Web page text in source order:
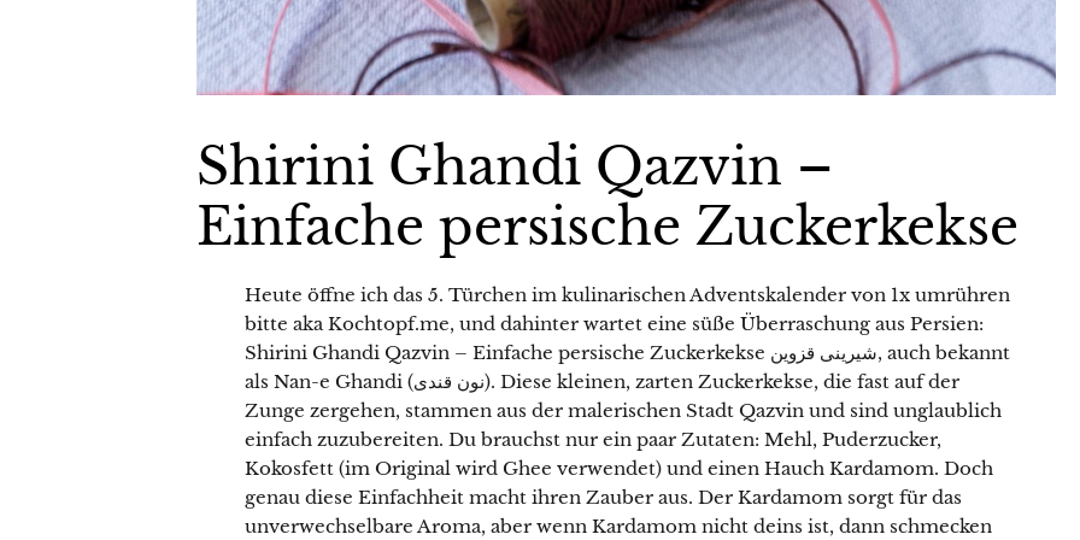
Shirini Ghandi Qazvin –
Einfache persische Zuckerkekse
Heute öffne ich das 5. Türchen im kulinarischen Adventskalender von 1x umrühren
bitte aka Kochtopf.me, und dahinter wartet eine süße Überraschung aus Persien:
Shirini Ghandi Qazvin – Einfache persische Zuckerkekse شیرینی قزوین, auch bekannt
als Nan-e Ghandi (نون قندی). Diese kleinen, zarten Zuckerkekse, die fast auf der
Zunge zergehen, stammen aus der malerischen Stadt Qazvin und sind unglaublich
einfach zuzubereiten. Du brauchst nur ein paar Zutaten: Mehl, Puderzucker,
Kokosfett (im Original wird Ghee verwendet) und einen Hauch Kardamom. Doch
genau diese Einfachheit macht ihren Zauber aus. Der Kardamom sorgt für das
unverwechselbare Aroma, aber wenn Kardamom nicht deins ist, dann schmecken